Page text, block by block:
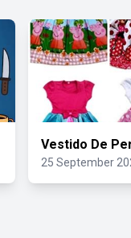
Vestido De
25 September